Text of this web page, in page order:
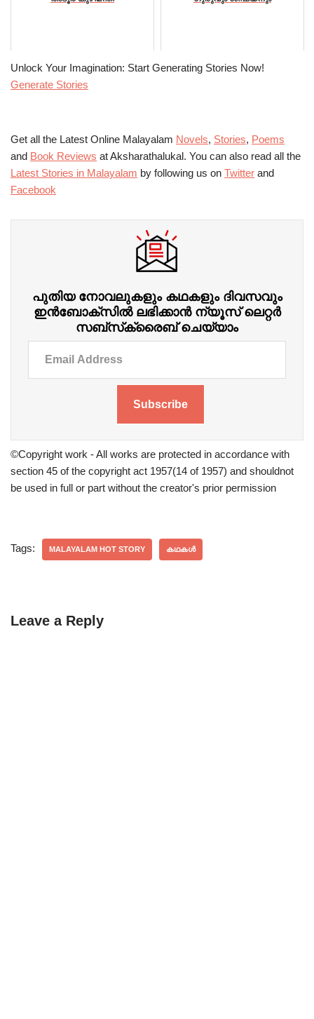
Unlock Your Imagination: Start Generating Stories Now!
Generate Stories
Get all the Latest Online Malayalam Novels, Stories, Poems
and Book Reviews at Aksharathalukal. You can also read all the
Latest Stories in Malayalam by following us on Twitter and
Facebook
പുതിയ നോവലുകളും കഥകളും ദിവസവും
ഇന്‍ബോക്‌സില്‍ ലഭിക്കാന്‍ ന്യൂസ് ലെറ്റർ
സബ്‌സ്‌ക്രൈബ് ചെയ്യാം
Subscribe
©Copyright work - All works are protected in accordance with
section 45 of the copyright act 1957(14 of 1957) and shouldnot
be used in full or part without the creator's prior permission
Tags: MALAYALAM HOT STORY കഥകൾ
Leave a Reply